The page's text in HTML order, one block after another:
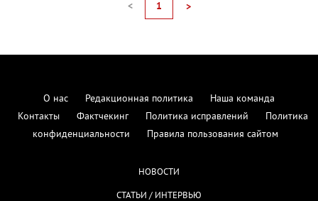
< 1 >
О нас Редакционная политика
Наша команда
Контакты
Фактчекинг Политика исправлений
Политика
конфиденциальности
Правила пользования сайтом
НОВОСТИ
СТАТЬИ / ИНТЕРВЬЮ